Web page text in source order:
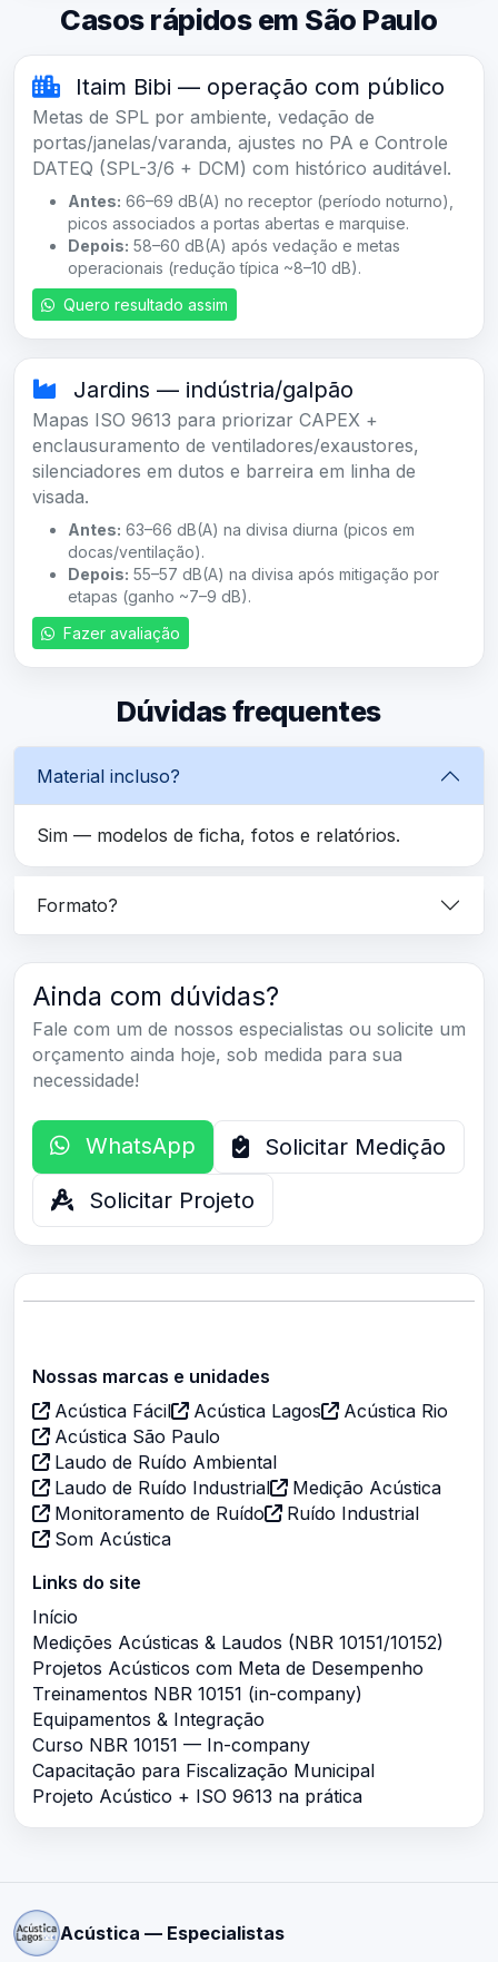
Casos rápidos em São Paulo
Itaim Bibi — operação com público
Metas de SPL por ambiente, vedação de
portas/janelas/varanda, ajustes no PA e Controle
DATEQ (SPL-3/6 + DCM) com histórico auditável.
Antes: 66–69 dB(A) no receptor (período noturno),
picos associados a portas abertas e marquise.
Depois: 58–60 dB(A) após vedação e metas
operacionais (redução típica ~8–10 dB).
Quero resultado assim
Jardins — indústria/galpão
Mapas ISO 9613 para priorizar CAPEX +
enclausuramento de ventiladores/exaustores,
silenciadores em dutos e barreira em linha de
visada.
Antes: 63–66 dB(A) na divisa diurna (picos em
docas/ventilação).
Depois: 55–57 dB(A) na divisa após mitigação por
etapas (ganho ~7–9 dB).
Fazer avaliação
Dúvidas frequentes
Material incluso?
Sim — modelos de ficha, fotos e relatórios.
Formato?
Ainda com dúvidas?
Fale com um de nossos especialistas ou solicite um
orçamento ainda hoje, sob medida para sua
necessidade!
WhatsApp
Solicitar Medição
Solicitar Projeto
Nossas marcas e unidades
Acústica Fácil
Acústica Lagos
Acústica Rio
Acústica São Paulo
Laudo de Ruído Ambiental
Laudo de Ruído Industrial
Medição Acústica
Monitoramento de Ruído
Ruído Industrial
Som Acústica
Links do site
Início
Medições Acústicas & Laudos (NBR 10151/10152)
Projetos Acústicos com Meta de Desempenho
Treinamentos NBR 10151 (in-company)
Equipamentos & Integração
Curso NBR 10151 — In-company
Capacitação para Fiscalização Municipal
Projeto Acústico + ISO 9613 na prática
Acústica — Especialistas